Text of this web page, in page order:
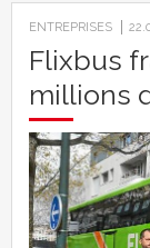
ENTREPRISES
Flixbus
millions